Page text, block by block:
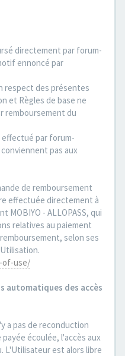
directement par forum-
ennoncé par
respect des présentes
et Règles de base ne
remboursement du
effectué par forum-
pas aux
de remboursement
effectuée directement à
MOBIYO - ALLOPASS, qui
relatives au paiement
selon ses
of-use/
automatiques des accès
a pas de reconduction
écoulée, l'accès aux
L'Utilisateur est alors libre